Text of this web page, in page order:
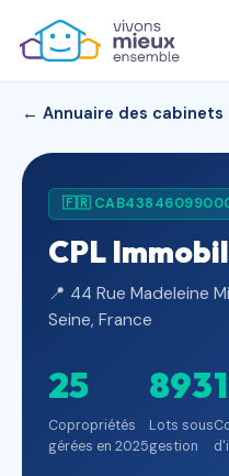
← Annuaire des cabinets
🇫🇷
CPL
📍 44 Rue Madeleine
Seine, France
25
Copropriétés
gérées en 2025
893
Lots sous
gestion